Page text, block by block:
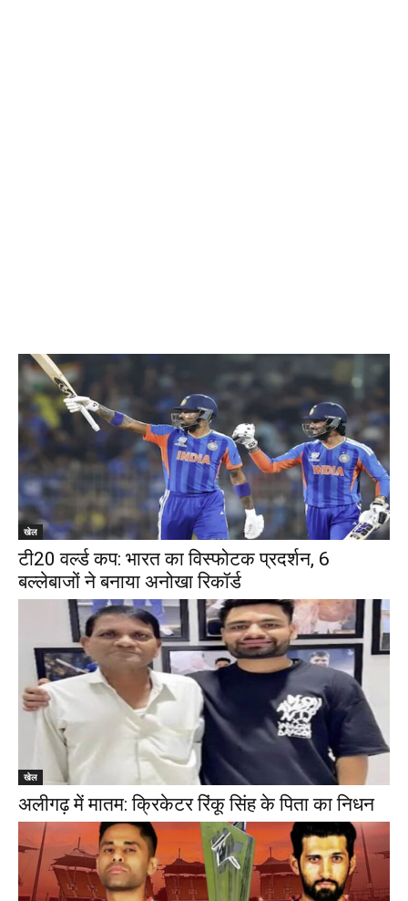
खेल
टी20 वर्ल्ड कप: भारत का विस्फोटक प्रदर्शन, 6
बल्लेबाजों ने बनाया अनोखा रिकॉर्ड
खेल
अलीगढ़ में मातम: क्रिकेटर रिंकू सिंह के पिता का निधन